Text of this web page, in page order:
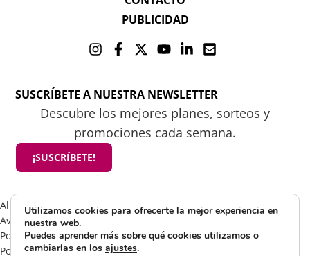
PUBLICIDAD
SUSCRÍBETE A NUESTRA NEWSLETTER
Descubre los mejores planes, sorteos y
promociones cada semana.
¡SUSCRÍBETE!
All rights reserved 2025 ©Mamá tiene un plan
Aviso Legal
Política de Cookies
Política de Privacidad
Utilizamos cookies para ofrecerte la mejor experiencia en
nuestra web.
Puedes aprender más sobre qué cookies utilizamos o
cambiarlas en los ajustes.